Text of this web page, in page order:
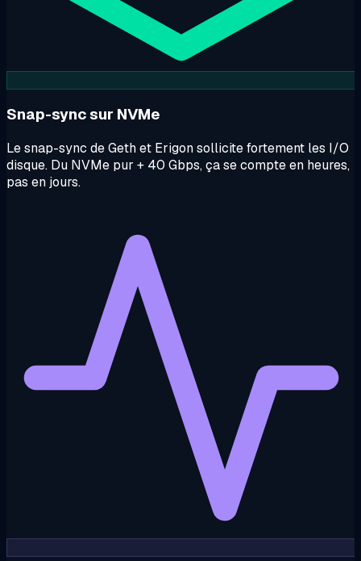
Snap-sync sur NVMe
Le snap-sync de Geth et Erigon sollicite fortement les I/O
disque. Du NVMe pur + 40 Gbps, ça se compte en heures,
pas en jours.